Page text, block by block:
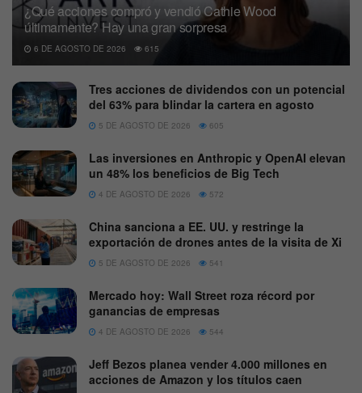
¿Qué acciones compró y vendió Cathie Wood
últimamente? Hay una gran sorpresa
6 DE AGOSTO DE 2026 615
Tres acciones de dividendos con un potencial
del 63% para blindar la cartera en agosto
5 DE AGOSTO DE 2026 605
Las inversiones en Anthropic y OpenAI elevan
un 48% los beneficios de Big Tech
4 DE AGOSTO DE 2026 572
China sanciona a EE. UU. y restringe la
exportación de drones antes de la visita de Xi
5 DE AGOSTO DE 2026 541
Mercado hoy: Wall Street roza récord por
ganancias de empresas
4 DE AGOSTO DE 2026 544
Jeff Bezos planea vender 4.000 millones en
acciones de Amazon y los títulos caen